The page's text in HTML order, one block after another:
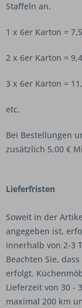
Staffeln an.
1 x 6er Karton =
2 x 6er Karton =
3 x 6er Karton =
etc.
Bei Bestellungen
zusätzlich 5,00 €
Lieferfristen
Soweit in der
angegeben ist,
innerhalb von 2-3
Beachten Sie,
erfolgt.
Lieferzeit von 30 -
maximal 200 km